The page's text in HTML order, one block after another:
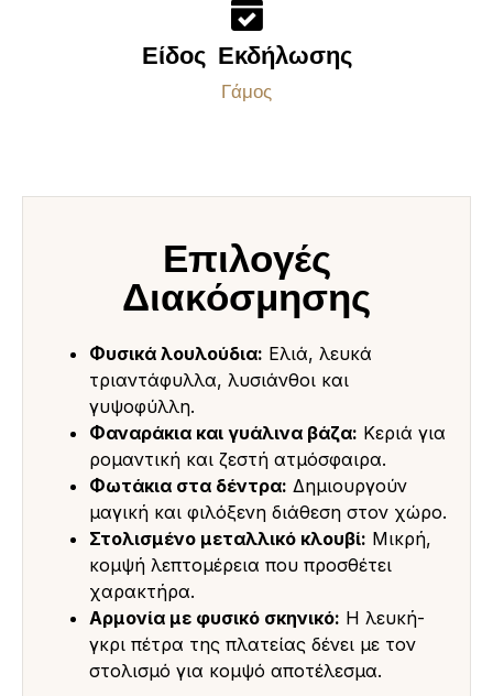
Είδος Εκδήλωσης
Γάμος
Επιλογές
Διακόσμησης
Φυσικά λουλούδια: Ελιά, λευκά
τριαντάφυλλα, λυσιάνθοι και
γυψοφύλλη.
Φαναράκια και γυάλινα βάζα: Κεριά για
ρομαντική και ζεστή ατμόσφαιρα.
Φωτάκια στα δέντρα: Δημιουργούν
μαγική και φιλόξενη διάθεση στον χώρο.
Στολισμένο μεταλλικό κλουβί: Μικρή,
κομψή λεπτομέρεια που προσθέτει
χαρακτήρα.
Αρμονία με φυσικό σκηνικό: Η λευκή-
γκρι πέτρα της πλατείας δένει με τον
στολισμό για κομψό αποτέλεσμα.